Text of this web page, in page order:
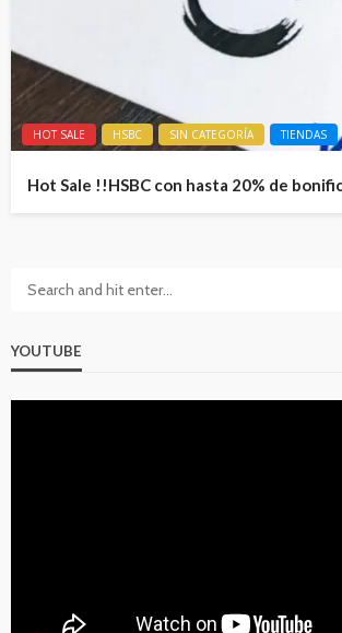
HOT SALE HSBC SIN CATEGORÍA TIENDAS
Hot Sale !!HSBC con hasta 20% de
YOUTUBE